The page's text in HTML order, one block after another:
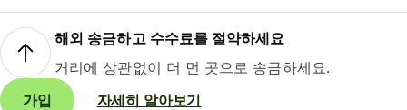
해외 송금하고 수수료를 절약하세요
거리에 상관없이 더 먼 곳으로 송금하세요.
가입
자세히 알아보기